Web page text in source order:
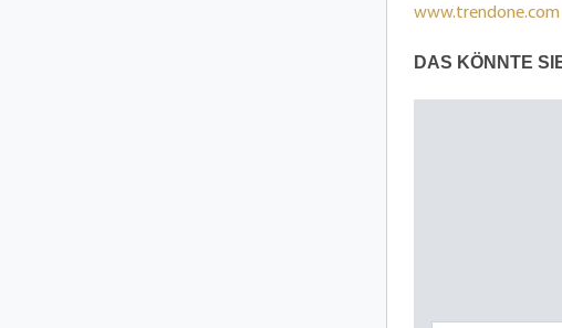
www.trendone.com
DAS KÖNNTE